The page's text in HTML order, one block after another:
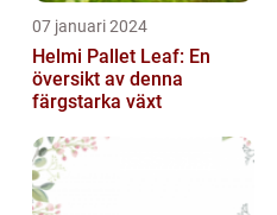
07 januari 2024
Helmi Pallet Leaf: En
översikt av denna
färgstarka växt